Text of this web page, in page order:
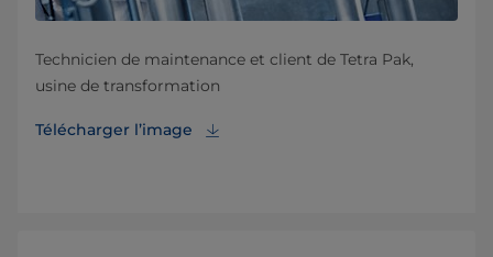
Technicien de maintenance et client de Tetra Pak,
usine de transformation
Télécharger l’image